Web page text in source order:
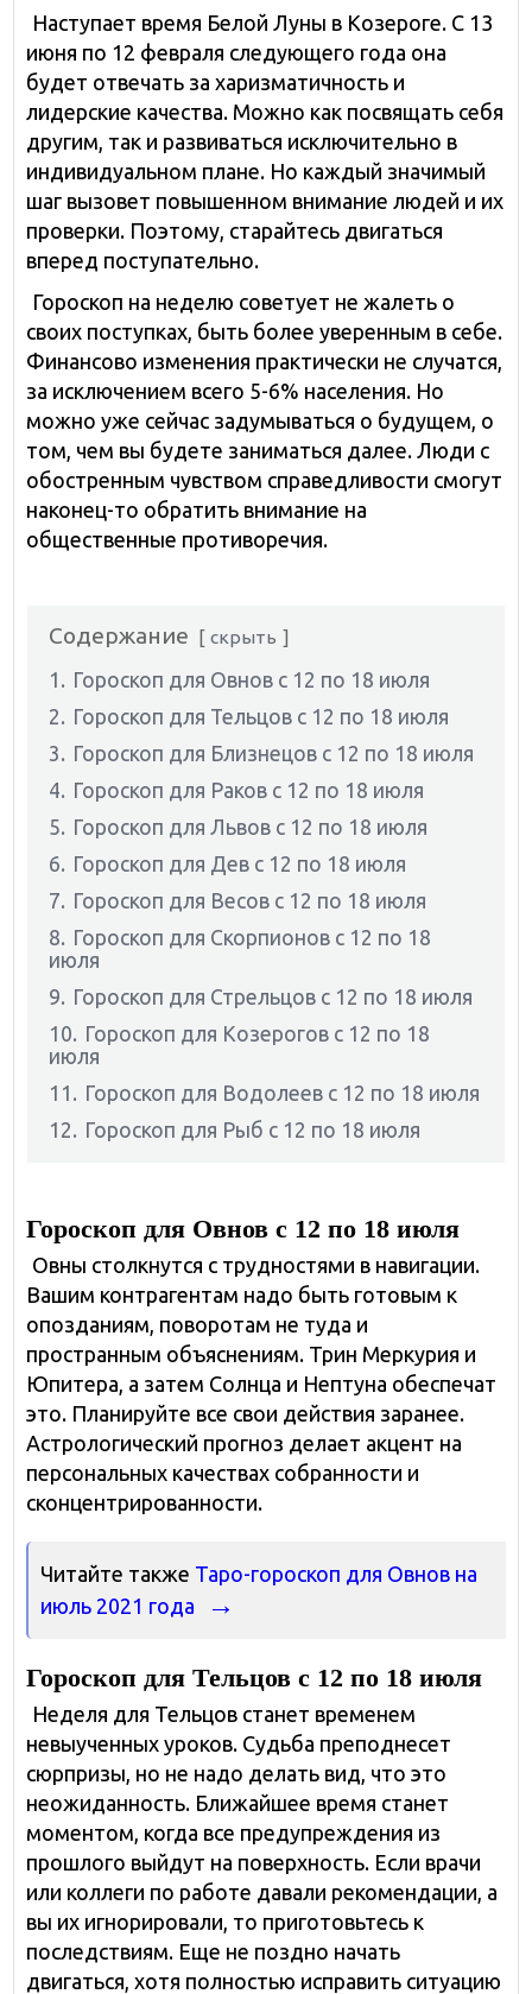
Наступает время Белой Луны в Козероге. С 13
июня по 12 февраля следующего года она
будет отвечать за харизматичность и
лидерские качества. Можно как посвящать себя
другим, так и развиваться исключительно в
индивидуальном плане. Но каждый значимый
шаг вызовет повышенном внимание людей и их
проверки. Поэтому, старайтесь двигаться
вперед поступательно.
Гороскоп на неделю советует не жалеть о
своих поступках, быть более уверенным в себе.
Финансово изменения практически не случатся,
за исключением всего 5-6% населения. Но
можно уже сейчас задумываться о будущем, о
том, чем вы будете заниматься далее. Люди с
обостренным чувством справедливости смогут
наконец-то обратить внимание на
общественные противоречия.
Содержание скрыть
1. Гороскоп для Овнов с 12 по 18 июля
2. Гороскоп для Тельцов с 12 по 18 июля
3. Гороскоп для Близнецов с 12 по 18 июля
4. Гороскоп для Раков с 12 по 18 июля
5. Гороскоп для Львов с 12 по 18 июля
6. Гороскоп для Дев с 12 по 18 июля
7. Гороскоп для Весов с 12 по 18 июля
8. Гороскоп для Скорпионов с 12 по 18
июля
9. Гороскоп для Стрельцов с 12 по 18 июля
10. Гороскоп для Козерогов с 12 по 18
июля
11. Гороскоп для Водолеев с 12 по 18 июля
12. Гороскоп для Рыб с 12 по 18 июля
Гороскоп для Овнов с 12 по 18 июля
Овны столкнутся с трудностями в навигации.
Вашим контрагентам надо быть готовым к
опозданиям, поворотам не туда и
пространным объяснениям. Трин Меркурия и
Юпитера, а затем Солнца и Нептуна обеспечат
это. Планируйте все свои действия заранее.
Астрологический прогноз делает акцент на
персональных качествах собранности и
сконцентрированности.
Читайте также Таро-гороскоп для Овнов на
июль 2021 года
Гороскоп для Тельцов с 12 по 18 июля
Неделя для Тельцов станет временем
невыученных уроков. Судьба преподнесет
сюрпризы, но не надо делать вид, что это
неожиданность. Ближайшее время станет
моментом, когда все предупреждения из
прошлого выйдут на поверхность. Если врачи
или коллеги по работе давали рекомендации, а
вы их игнорировали, то приготовьтесь к
последствиям. Еще не поздно начать
двигаться, хотя полностью исправить ситуацию